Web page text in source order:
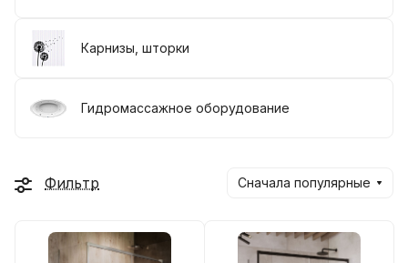
Карнизы, шторки
Гидромассажное оборудование
Фильтр Сначала популярные